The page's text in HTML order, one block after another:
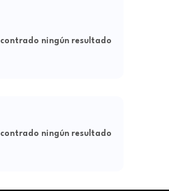
ningún resultado
ningún resultado